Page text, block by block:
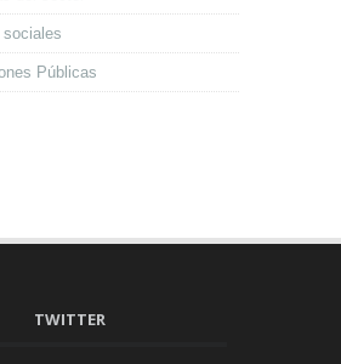
sociales
Públicas
TWITTER